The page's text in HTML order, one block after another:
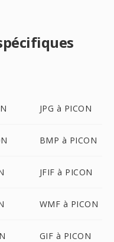
JPG à PICON
BMP à PICON
JFIF à PICON
WMF à PICON
GIF à PICON